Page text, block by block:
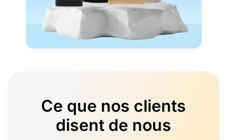
Ce que nos clients
disent de nous